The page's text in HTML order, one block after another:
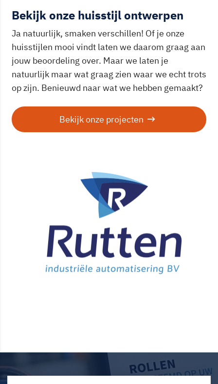
Bekijk onze huisstijl ontwerpen
Ja natuurlijk, smaken verschillen! Of je onze
huisstijlen mooi vindt laten we daarom graag aan
jouw beoordeling over. Maar we laten je
natuurlijk maar wat graag zien waar we echt trots
op zijn. Benieuwd naar wat we hebben gemaakt?
Bekijk onze projecten